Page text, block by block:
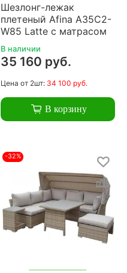
Шезлонг-лежак
плетеный Afina A35C2-
W85 Latte с матрасом
В наличии
35 160 руб.
Цена от 2шт: 34 100 руб.
В корзину
-32%